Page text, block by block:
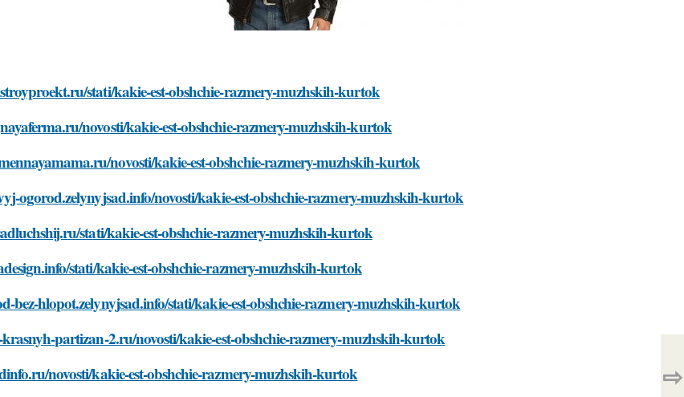
stati/kakie-est-obshchie-razmery-muzhskih-kurtok
novosti/kakie-est-obshchie-razmery-muzhskih-kurtok
novosti/kakie-est-obshchie-razmery-muzhskih-kurtok
ogorod.zelynyjsad.info/novosti/kakie-est-obshchie-razmery-muzhskih-kurtok
stati/kakie-est-obshchie-razmery-muzhskih-kurtok
stati/kakie-est-obshchie-razmery-muzhskih-kurtok
bez-hlopot.zelynyjsad.info/stati/kakie-est-obshchie-razmery-muzhskih-kurtok
partizan-2.ru/novosti/kakie-est-obshchie-razmery-muzhskih-kurtok
novosti/kakie-est-obshchie-razmery-muzhskih-kurtok
⇨